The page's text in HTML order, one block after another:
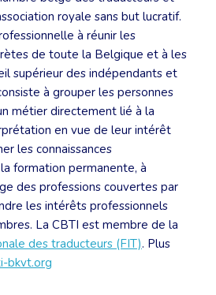
royale sans but lucratif.
à réunir les
de toute la Belgique et à les
supérieur des indépendants et
à grouper les personnes
métier directement lié à la
en vue de leur intérêt
les connaissances
formation permanente, à
des professions couvertes par
les intérêts professionnels
La CBTI est membre de la
des traducteurs (FIT). Plus
bkvt.org